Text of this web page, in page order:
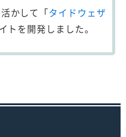
かして「タイドウェザ
トを開発しました。